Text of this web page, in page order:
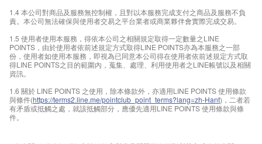
1.4 本公司對商品及服務無控制權，且對以本服務完成支付之商品及服務不負
責。本公司無法確保與使用者交易之平台業者或商業夥伴會實際完成交易。
1.5 使用者使用本服務，得依本公司之相關規定取得一定數量之LINE
POINTS，由於使用者依前述規定方式取得LINE POINTS亦為本服務之一部
份，使用者如使用本服務，即視為已同意本公司得在使用者依前述規定方式取
得LINE POINTS之目的範圍內，蒐集、處理、利用使用者之LINE帳號以及相關
資訊。
1.6 關於 LINE POINTS 之使用，除本條款外，亦適用LINE POINTS 使用條款
與條件(https://terms2.line.me/pointclub_point_terms?lang=zh-Hant)，二者若
有矛盾或抵觸之處，就該抵觸部分，應優先適用LINE POINTS 使用條款與條
件。